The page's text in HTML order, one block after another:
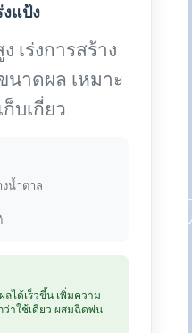
แป้ง
เร่งการสร้าง
นาดผล เหมาะ
บเกี่ยว
งน้ำตาล
ได้เร็วขึ้น เพิ่มความ
าใช้เดี่ยว ผสมฉีดพ่น